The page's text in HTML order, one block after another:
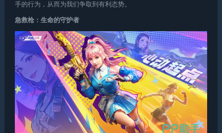
手的行为，从而为我们争取到有利态势。
急救枪：生命的守护者